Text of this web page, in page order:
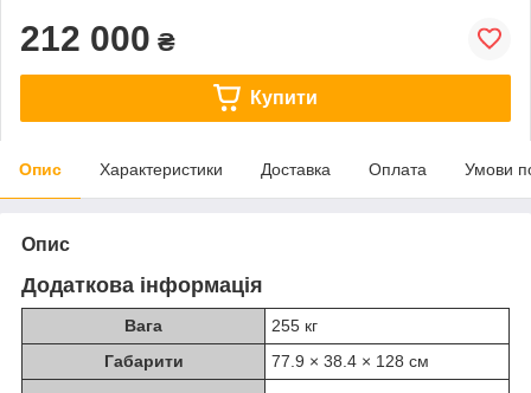
212 000 ₴
Купити
Опис Характеристики Доставка Оплата Умови
Опис
Додаткова інформація
Вага
255 кг
Габарити
77.9 × 38.4 × 128 см